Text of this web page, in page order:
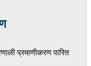
प्रमाणीकरण पारित